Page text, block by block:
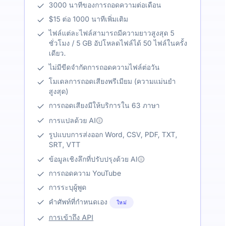
3000 นาทีของการถอดความต่อเดือน
$15 ต่อ 1000 นาทีเพิ่มเติม
ไฟล์แต่ละไฟล์สามารถมีความยาวสูงสุด 5
ชั่วโมง / 5 GB อัปโหลดไฟล์ได้ 50 ไฟล์ในครั้ง
เดียว.
ไม่มีขีดจำกัดการถอดความไฟล์ต่อวัน
โมเดลการถอดเสียงพรีเมียม (ความแม่นยำ
สูงสุด)
การถอดเสียงมีให้บริการใน 63 ภาษา
การแปลด้วย AI
รูปแบบการส่งออก Word, CSV, PDF, TXT,
SRT, VTT
ข้อมูลเชิงลึกที่ปรับปรุงด้วย AI
การถอดความ YouTube
การระบุผู้พูด
คำศัพท์ที่กำหนดเอง
ใหม่
การเข้าถึง API